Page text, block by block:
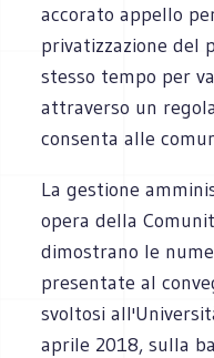
accorato appello
privatizzazione del
stesso tempo per
attraverso un
consenta alle
La gestione
opera della
dimostrano le
presentate al
svoltosi
aprile 2018, sulla